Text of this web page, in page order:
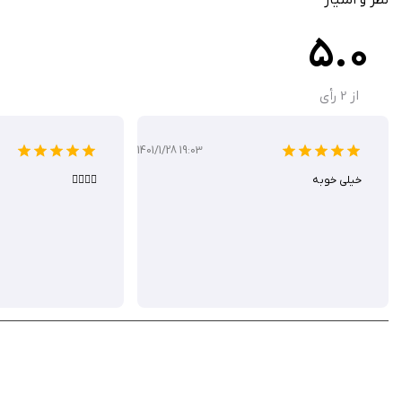
بدون تبلیغات: تجربه‌ای خالص در نسخه پولی.
تحلیل خطاها: نمایش اشتباهات و ارائه نکات برای بهبود.
مناسب است. این اپلیکیشن با قیمت 4.99 دلار (نسخه پولی) و نسخه رایگان با یک سطح دشواری در اپ استور در دسترس است ولی از سیب ایرانی به صورت رایگان قابل دانلود است.
5.0
از 2 رأی
1401/1/28 19:03
خیلی خوبه 👌🏻👌🏻